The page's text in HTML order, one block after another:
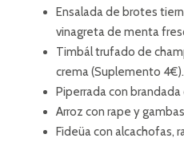
Ensalada de brotes
vinagreta de menta
Timbál trufado de
crema (Suplemento 4€).
Piperrada con
Arroz con rape y
Fideüa con alcachofas,